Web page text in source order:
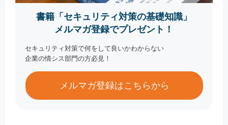
書籍「セキュリティ対策の基礎知識」
メルマガ登録でプレゼント！
セキュリティ対策で何をして良いかわからない
企業の情シス部門の方必見！
メルマガ登録はこちらから